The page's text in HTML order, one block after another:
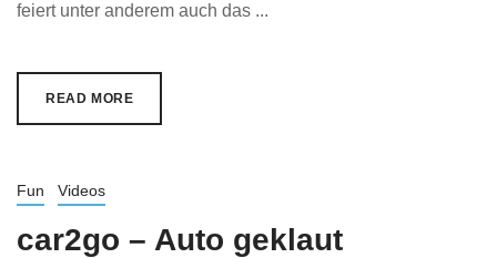
feiert unter anderem auch das ...
READ MORE
Fun Videos
car2go – Auto geklaut